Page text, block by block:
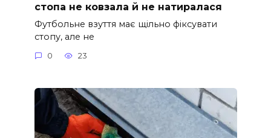
стопа не ковзала й не натиралася
Футбольне взуття має щільно фіксувати
стопу, але не
0 23